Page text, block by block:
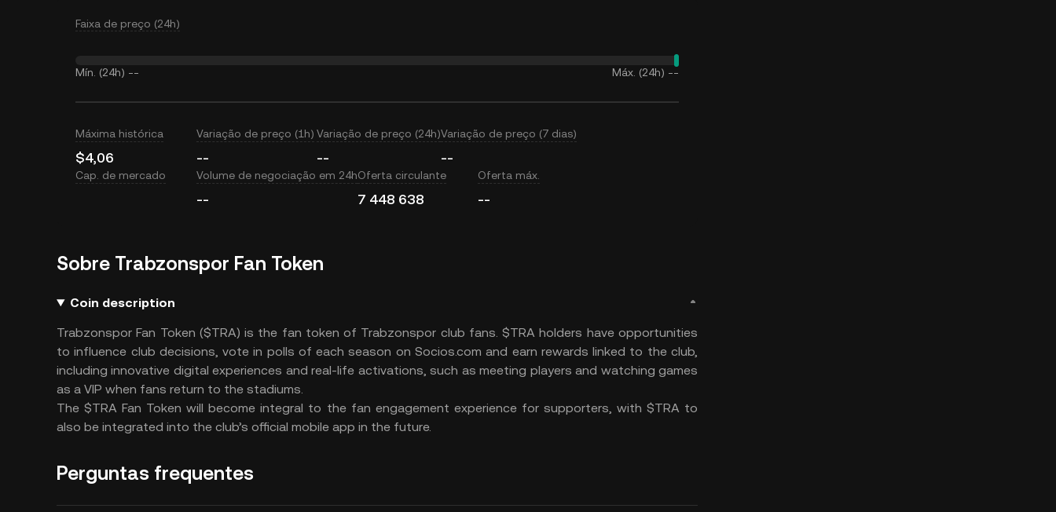
Faixa de preço (24h)
Mín. (24h) -- Máx. (24h) --
Máxima histórica
$4,06
Variação de preço (1h)
--
Variação de preço (24h)
--
Variação de preço (7 dias)
--
Cap. de mercado Volume de negociação em 24h
--
Oferta circulante
7 448 638
Oferta máx.
--
Sobre Trabzonspor Fan Token
Coin description
Trabzonspor Fan Token ($TRA) is the fan token of Trabzonspor club fans. $TRA holders have opportunities
to influence club decisions, vote in polls of each season on Socios.com and earn rewards linked to the club,
including innovative digital experiences and real-life activations, such as meeting players and watching games
as a VIP when fans return to the stadiums.
The $TRA Fan Token will become integral to the fan engagement experience for supporters, with $TRA to
also be integrated into the club’s official mobile app in the future.
Perguntas frequentes